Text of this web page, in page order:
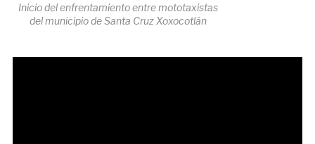
Inicio del enfrentamiento entre mototaxistas
del municipio de Santa Cruz Xoxocotlán